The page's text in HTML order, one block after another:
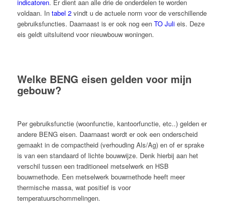
indicatoren. Er dient aan alle drie de onderdelen te worden
voldaan. In tabel 2vindt u de actuele norm voor de verschillende
gebruiksfuncties. Daarnaast is er ook nog een TO Julieis. Deze
eis geldt uitsluitend voor nieuwbouw woningen.
Welke BENG eisen gelden voor mijn
gebouw?
Per gebruiksfunctie (woonfunctie, kantoorfunctie, etc..) gelden er
andere BENG eisen. Daarnaast wordt er ook een onderscheid
gemaakt in de compactheid (verhouding Als/Ag) en of er sprake
is van een standaard of lichte bouwwijze. Denk hierbij aan het
verschil tussen een traditioneel metselwerk en HSB
bouwmethode. Een metselwerk bouwmethode heeft meer
thermische massa, wat positief is voor
temperatuurschommelingen.